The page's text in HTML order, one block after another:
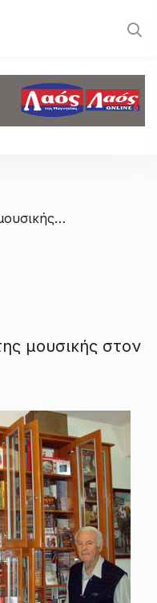
/ Ένας μανιώδης συλλέκτης μουσικής στον Πτελεό
μουσικής στον